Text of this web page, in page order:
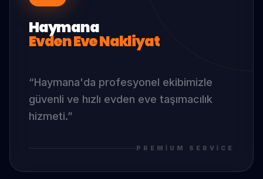
Haymana
Evden Eve Nakliyat
“Haymana'da profesyonel ekibimizle
güvenli ve hızlı evden eve taşımacılık
hizmeti.”
PREMIUM SERVICE